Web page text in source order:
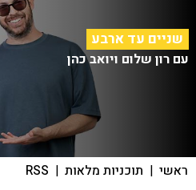
שניים עד ארבע
עם רון שלום ויואב כהן
ראשי | תוכניות מלאות |
RSS